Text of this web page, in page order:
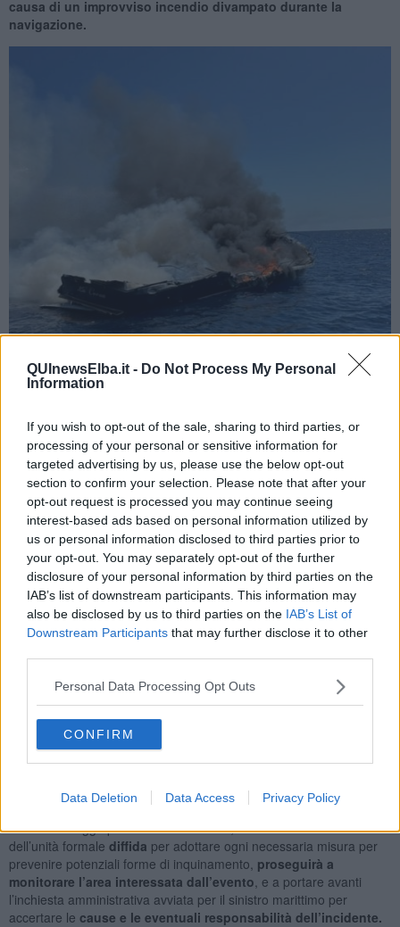
QUInewsElba.it - Do Not Process My Personal
Information
If you wish to opt-out of the sale, sharing to third parties, or
processing of your personal or sensitive information for
targeted advertising by us, please use the below opt-out
section to confirm your selection. Please note that after your
opt-out request is processed you may continue seeing
interest-based ads based on personal information utilized by
us or personal information disclosed to third parties prior to
your opt-out. You may separately opt-out of the further
disclosure of your personal information by third parties on the
IAB’s list of downstream participants. This information may
also be disclosed by us to third parties on the IAB’s List of
Downstream Participants that may further disclose it to other
Personal Data Processing Opt Outs
CONFIRM
Data Deletion Data Access Privacy Policy
causa di un improvviso incendio divampato durante la
navigazione.
La Sala Operativa di Portoferraio è stata contattata intorno alle ore
12, quando il comandante dell’imbarcazione ha rilevato la presenza
di una densa coltre di fumo provenire dai motori, come spiega in
una nota la Guardia costiera.
Nel giro di poco tempo le fiamme hanno avvolto gran parte
dell’imbarcazione, costringendo ilcomandante e le altre due
persone presenti a bordo ad abbandonare l’unità, affondata
nel giro di poche ore
L’intervento della motovedetta SAR CP 892 di Portoferraio ha
permesso di portare in salvo i tre occupanti dell’unità, che sono
stati sbarcati successivamente nel porto di Marina di Campo per
Sulla zona interessata dall'incidente sono stati dirottati, sotto il
coordinamento della Direzione Marittima di Livorno, diversi mezzi
tra cui una nave della Marina Militare e un elicottero della base
aerea della Guardia Costiera di Sarzana, quest’ultimo intervenuto a
seguito dell’affondamento per monitorare sotto il profilo ambientale
la zona interessata dall’affondamento.
Pur non riscontrando al momento evidenti pericoli di inquinamento
marino, la Capitaneria di porto di Portoferraio che ha provveduto, ai
sensi della legge per la difesa del mare, a notificare all’armatore
dell’unità formale diffida per adottare ogni necessaria misura per
prevenire potenziali forme di inquinamento, proseguirà a
monitorare l’area interessata dall’evento , e a portare avanti
l’inchiesta amministrativa avviata per il sinistro marittimo per
accertare le cause e le eventuali responsabilità dell’incidente.